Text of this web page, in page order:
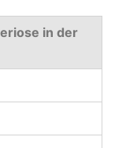
in der